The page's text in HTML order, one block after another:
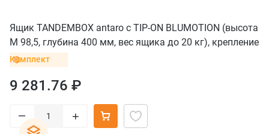
Ящик TANDEMBOX antaro с TIP-ON BLUMOTION (высота
М 98,5, глубина 400 мм, вес ящика до 20 кг), крепление
INSERTA, серый
Комплект
9 281.76 ₽
– +